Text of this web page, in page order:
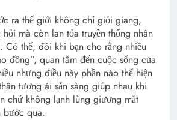
ra thế giới không chỉ giỏi giang,
mà còn lan tỏa truyền thống nhân
Có thể, đôi khi bạn cho rằng nhiều
đồng”, quan tâm đến cuộc sống của
nhưng điều này phần nào thể hiện
tương ái sẵn sàng giúp nhau khi
chứ không lạnh lùng giương mắt
bước qua.